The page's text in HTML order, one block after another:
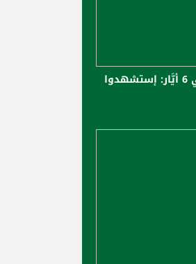
ملتقى التأثير المدني في 6 أيَّار: إستشهدوا